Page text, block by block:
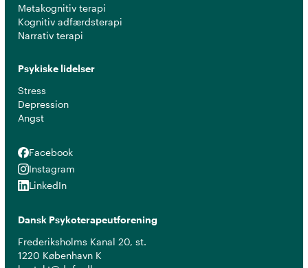
Metakognitiv terapi
Kognitiv adfærdsterapi
Narrativ terapi
Psykiske lidelser
Stress
Depression
Angst
Facebook
Facebook
Instagram
Instagram
LinkedIn
LinkedIn
Dansk Psykoterapeutforening
Frederiksholms Kanal 20, st.
1220 København K